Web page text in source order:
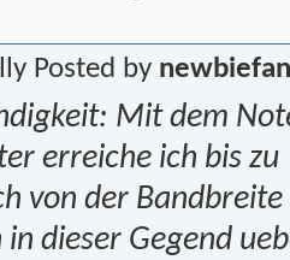
Posted by newbiefan
Mit dem
erreiche ich bis
von der
in dieser Gegend